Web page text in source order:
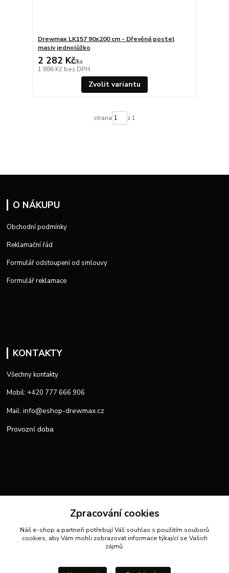
Drewmax LK157 90x200 cm - Dřevěná postel
masiv jednolůžko
2 282 Kč/ks
1 886 Kč bez DPH
Zvolit variantu
strana z 1
O NÁKUPU
Obchodní podmínky
Reklamační řád
Formulář odstoupení od smlouvy
Formulář reklamace
KONTAKTY
Všechny kontakty
Mobil: +420 777 666 906
Mail: info@eshop-drewmax.cz
Provozní doba
Zpracování cookies
Náš e-shop a partneři potřebují Váš souhlas s použitím souborů
cookies, aby Vám mohli zobrazovat informace týkající se Vašich
zájmů.